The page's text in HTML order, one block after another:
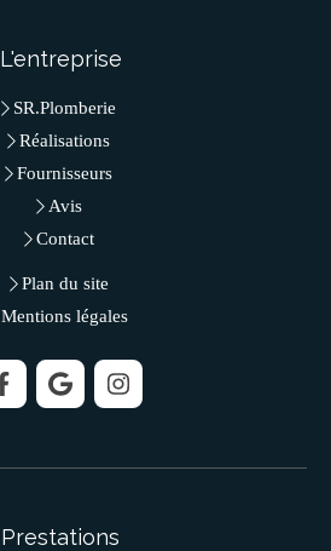
L'entreprise
SR.Plomberie
Réalisations
Fournisseurs
Avis
Contact
Plan du site
Mentions légales
Prestations